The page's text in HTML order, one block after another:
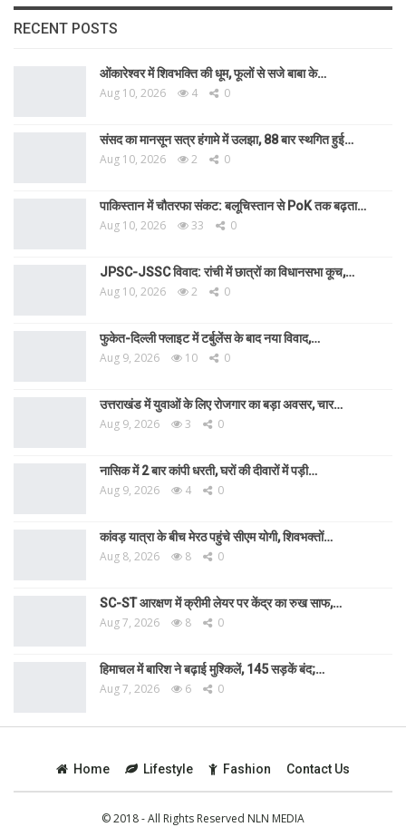
RECENT POSTS
ओंकारेश्वर में शिवभक्ति की धूम, फूलों से सजे बाबा के…
Aug 10, 2026 4 0
संसद का मानसून सत्र हंगामे में उलझा, 88 बार स्थगित हुई…
Aug 10, 2026 2 0
पाकिस्तान में चौतरफा संकट: बलूचिस्तान से PoK तक बढ़ता…
Aug 10, 2026 33 0
JPSC-JSSC विवाद: रांची में छात्रों का विधानसभा कूच,…
Aug 10, 2026 2 0
फुकेत-दिल्ली फ्लाइट में टर्बुलेंस के बाद नया विवाद,…
Aug 9, 2026 10 0
उत्तराखंड में युवाओं के लिए रोजगार का बड़ा अवसर, चार…
Aug 9, 2026 3 0
नासिक में 2 बार कांपी धरती, घरों की दीवारों में पड़ी…
Aug 9, 2026 4 0
कांवड़ यात्रा के बीच मेरठ पहुंचे सीएम योगी, शिवभक्तों…
Aug 8, 2026 8 0
SC-ST आरक्षण में क्रीमी लेयर पर केंद्र का रुख साफ,…
Aug 7, 2026 8 0
हिमाचल में बारिश ने बढ़ाई मुश्किलें, 145 सड़कें बंद;…
Aug 7, 2026 6 0
Home Lifestyle Fashion Contact Us
© 2018 - All Rights Reserved NLN MEDIA